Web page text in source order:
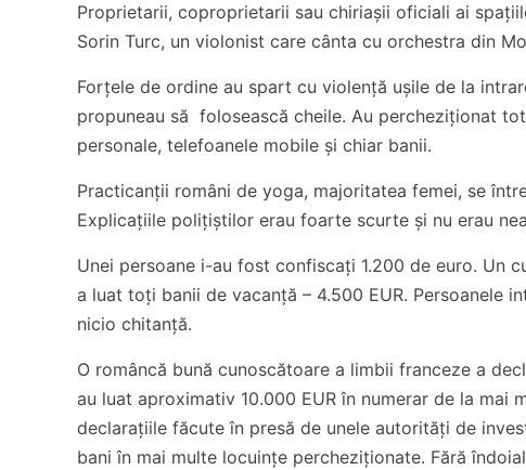
Proprietarii, coproprietarii sau chiriașii oficiali ai
Sorin Turc, un violonist care cânta cu orchestra din
Forțele de ordine au spart cu violență ușile de la
propuneau să folosească cheile. Au percheziționat
personale, telefoanele mobile și chiar banii.
Practicanții români de yoga, majoritatea femei, se
Explicațiile polițiștilor erau foarte scurte și nu erau
Unei persoane i-au fost confiscați 1.200 de euro. Un
a luat toți banii de vacanță – 4.500 EUR. Persoanele
nicio chitanță.
O româncă bună cunoscătoare a limbii franceze a
au luat aproximativ 10.000 EUR în numerar de la mai
declarațiile făcute în presă de unele autorități de
bani în mai multe locuințe percheziționate. Fără